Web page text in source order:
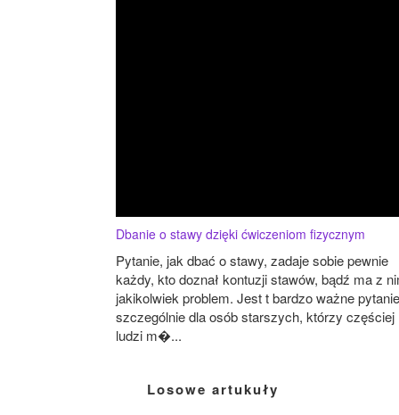
Dbanie o stawy dzięki ćwiczeniom fizycznym
Pytanie, jak dbać o stawy, zadaje sobie pewnie
każdy, kto doznał kontuzji stawów, bądź ma z
jakikolwiek problem. Jest t bardzo ważne
szczególnie dla osób starszych, którzy częściej
ludzi m�...
Losowe artukuły